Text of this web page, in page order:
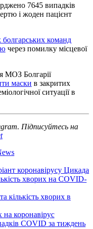
7645 випадків
і жоден пацієнт
болгарських команд
через помилку місцевої
МОЗ Болгарії
маски в закритих
ситуації в
Підписуйтесь на
коронавірусу Цикада
хворих на COVID-
кількість хворих в
на коронавірус
COVID за тиждень